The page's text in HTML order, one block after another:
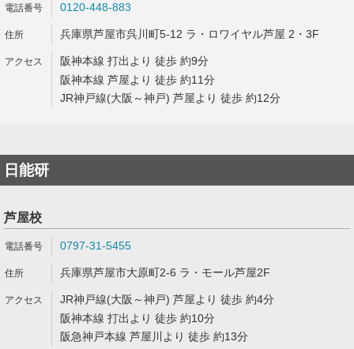
0120-448-883
兵庫県芦屋市呉川町5-12 ラ・ロワイヤル芦屋 2・3F
阪神本線 打出より 徒歩 約9分
阪神本線 芦屋より 徒歩 約11分
JR神戸線(大阪～神戸) 芦屋より 徒歩 約12分
日能研
芦屋校
0797-31-5455
兵庫県芦屋市大原町2-6 ラ・モール芦屋2F
JR神戸線(大阪～神戸) 芦屋より 徒歩 約4分
阪神本線 打出より 徒歩 約10分
阪急神戸本線 芦屋川より 徒歩 約13分